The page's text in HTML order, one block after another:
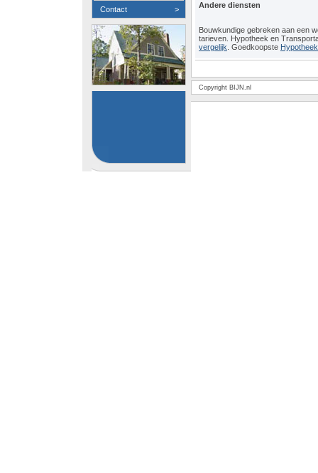
Contact > Andere diensten
Bouwkundige gebreken aan een
tarieven. Hypotheek en
vergelijk . Goedkoopste
Copyright BIJN.nl